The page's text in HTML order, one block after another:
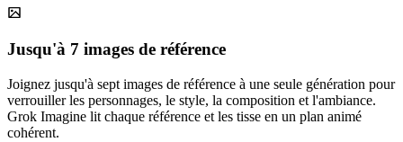
Jusqu'à 7 images de référence
Joignez jusqu'à sept images de référence à une seule génération pour
verrouiller les personnages, le style, la composition et l'ambiance.
Grok Imagine lit chaque référence et les tisse en un plan animé
cohérent.